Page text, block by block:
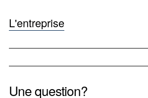
L'entreprise
Une question?